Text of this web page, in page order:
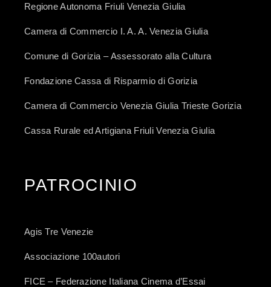
Regione Autonoma Friuli Venezia Giulia
Camera di Commercio I. A. A. Venezia Giulia
Comune di Gorizia – Assessorato alla Cultura
Fondazione Cassa di Risparmio di Gorizia
Camera di Commercio Venezia Giulia Trieste Gorizia
Cassa Rurale ed Artigiana Friuli Venezia Giulia
PATROCINIO
Agis Tre Venezie
Associazione 100autori
FICE – Federazione Italiana Cinema d’Essai